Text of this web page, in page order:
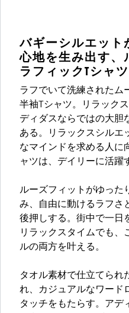
バギーシルエット
心地を生み出す、
ラフィックTシャツ
ラフでいて洗練されたム
半袖Tシャツ。リラック
ディダスならではの大胆
ある。リラックスシルエ
なマインドを求める人に
ャツは、デイリーに活躍
ルーズフィットがゆった
み、自由に動けるラフさ
後押しする。街中で一日
リラックスタイムでも、
ルの両方を叶える。
タオル素材で仕立てられ
れ、カジュアルなワード
タッチをもたらす。アデ